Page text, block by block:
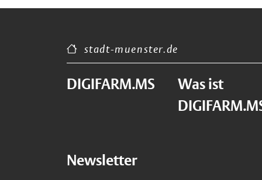
stadt-muenster.de
DIGIFARM.MS
Was ist
Newsletter